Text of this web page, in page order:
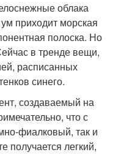
облака
приходит морская
полоска. Но
в тренде вещи,
расписанных
синего.
создаваемый на
что с
фиалковый, так и
получается легкий,